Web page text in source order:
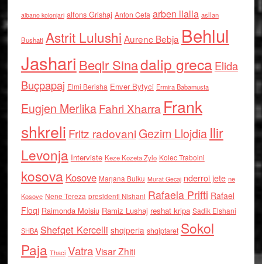
albano kolonjari alfons Grishaj Anton Cefa arben llalla asllan
Bushati Astrit Lulushi Aurenc Bebja Behlul
Jashari Beqir Sinadalip grecaElida
Buçpapaj Elmi Berisha Enver Bytyci Ermira Babamusta
Eugjen MerlikaFahri Xharra Frank
shkreli Fritz radovaniGezim Llojdia Ilir
Levonja Interviste Keze Kozeta Zylo Kolec Traboini
kosova Kosove Marjana Bulku Murat Gecaj nderroi jete ne
Kosove Nene Tereza presidenti Nishani Rafaela Prifti Rafael
Floqi Raimonda Moisiu Ramiz Lushaj reshat kripa Sadik Elshani
SHBA Shefqet Kercelli shqiperia shqiptaret Sokol
Paja Thaci VatraVisar Zhiti